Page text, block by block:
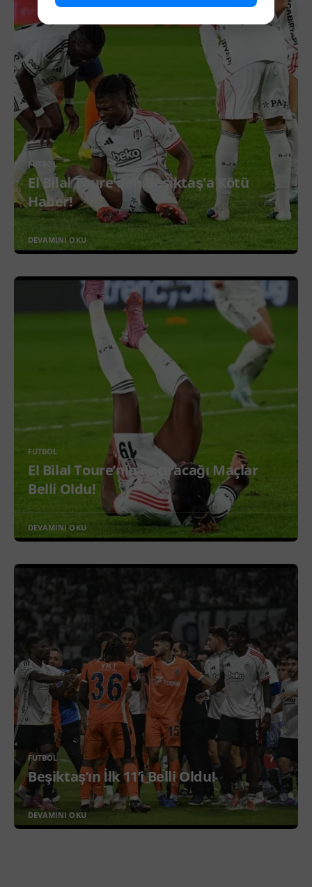
FUTBOL
El Bilal Toure'den Beşiktaş'a Kötü
Haber!
DEVAMINI OKU
FUTBOL
El Bilal Toure’nin Kaçıracağı Maçlar
Belli Oldu!
DEVAMINI OKU
FUTBOL
Beşiktaş’ın İlk 11’i Belli Oldu!
DEVAMINI OKU